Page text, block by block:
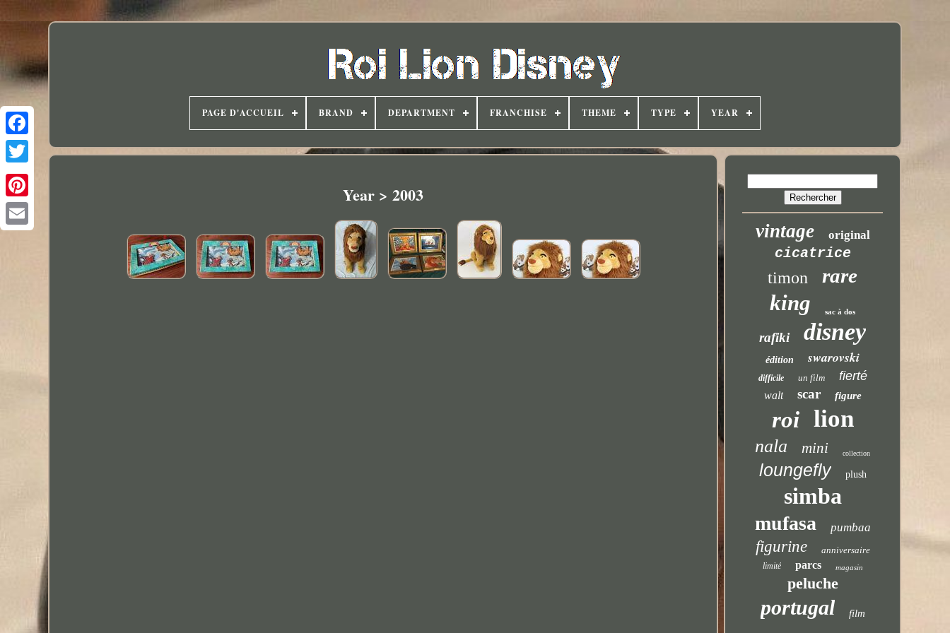
PAGE D'ACCUEIL BRAND DEPARTMENT FRANCHISE THEME TYPE YEAR
Year > 2003
vintage original
cicatrice
timon rare
king sac à dos
rafiki disney
édition swarovski
difficile un film fierté
walt scar figure
roi lion
nala mini collection
loungefly plush
simba
mufasa pumbaa
figurine anniversaire
limité parcs magasin
peluche
portugal film